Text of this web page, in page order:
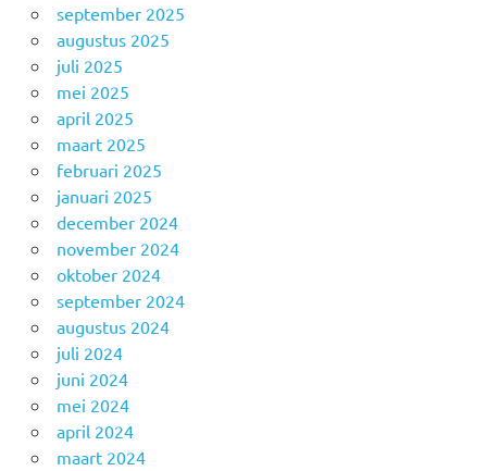
september 2025
augustus 2025
juli 2025
mei 2025
april 2025
maart 2025
februari 2025
januari 2025
december 2024
november 2024
oktober 2024
september 2024
augustus 2024
juli 2024
juni 2024
mei 2024
april 2024
maart 2024